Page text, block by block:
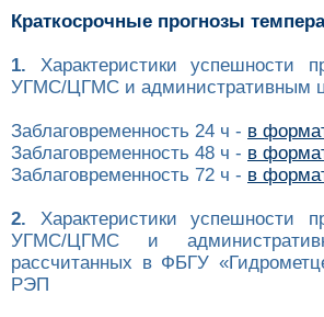
Краткосрочные прогнозы
1. Характеристики успешности
УГМС/ЦГМС и административным
Заблаговременность 24 ч - в
Заблаговременность 48 ч - в
Заблаговременность 72 ч - в
2. Характеристики успешности
УГМС/ЦГМС и
рассчитанных в ФБГУ
РЭП